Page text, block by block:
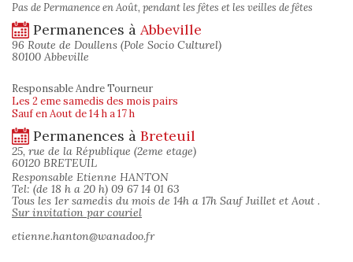
Pas de Permanence en Août, pendant les fêtes et les veilles de fêtes
Permanences à Abbeville
96 Route de Doullens (Pole Socio Culturel)
80100 Abbeville
Responsable Andre Tourneur
Les 2 eme samedis des mois pairs
Sauf en Aout de 14 h a 17 h
Permanences à Breteuil
25, rue de la République (2eme etage)
60120 BRETEUIL
Responsable Etienne HANTON
Tel: (de 18 h a 20 h) 09 67 14 01 63
Tous les 1er samedis du mois de 14h a 17h Sauf Juillet et Aout .
Sur invitation par couriel
etienne.hanton@wanadoo.fr